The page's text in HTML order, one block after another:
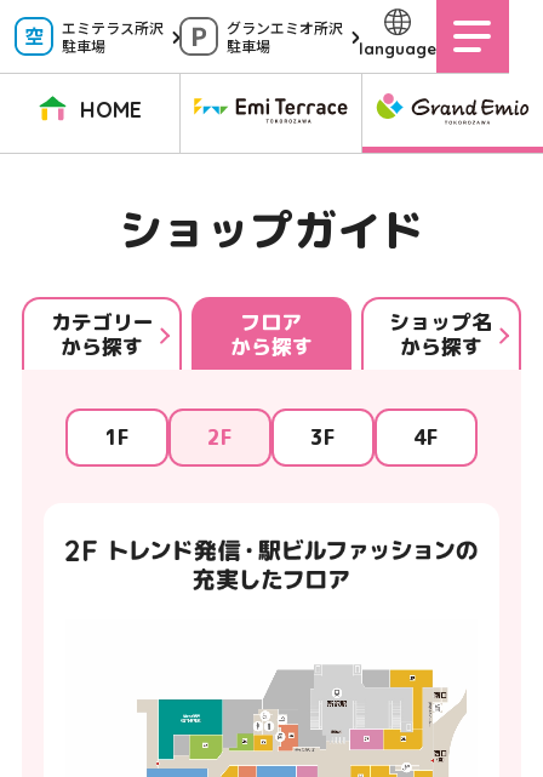
ペ
ー
内
す
HOME
エミテラス所沢
駐車場
グランエミオ所沢
駐車場
language
ショップニュース ショップガイド
グルメガイド
営業時間
施設案内
サービス案内
アクセス
公式アプリ
スタッフ募集
ご意見・お問い合わせ
ショップガイド
カテゴリー
から探す
フロア
から探す
ショップ名
から探す
1F 2F 3F 4F